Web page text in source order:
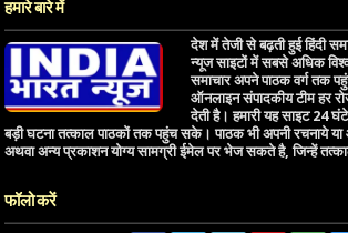
हमारे बारे में
देश में तेजी से बढ़ती हुई हिंदी
न्यूज साइटों में सबसे अधिक
समाचार अपने पाठक वर्ग तक
ऑनलाइन संपादकीय टीम हर
देती है। हमारी यह साइट 24
बड़ी घटना तत्काल पाठकों तक पहुंच सके। पाठक भी अपनी रचनाये
अथवा अन्य प्रकाशन योग्य सामग्री ईमेल पर भेज सकते है, जिन्हें
फॉलो करें